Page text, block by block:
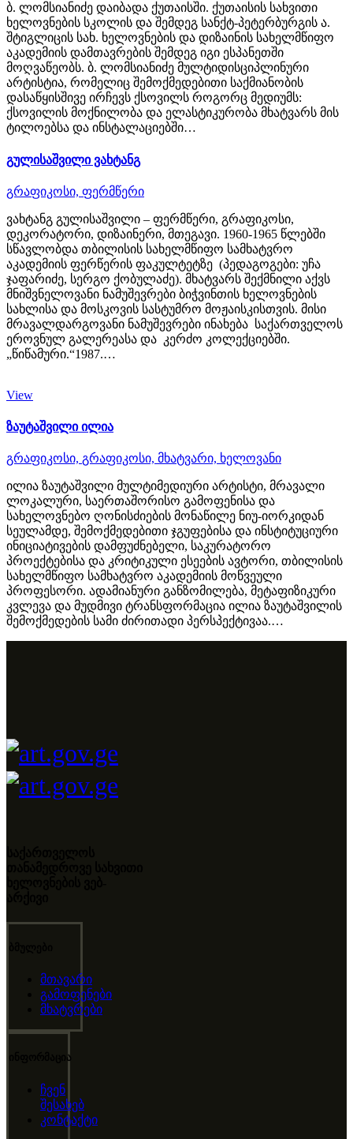
ბ. ლომსიანიძე დაიბადა ქუთაისში. ქუთაისის სახვითი
ხელოვნების სკოლის და შემდეგ სანქტ-პეტერბურგის ა.
შტიგლიცის სახ. ხელოვნების და დიზაინის სახელმწიფო
აკადემიის დამთავრების შემდეგ იგი ესპანეთში
მოღვაწეობს. ბ. ლომსიანიძე მულტიდისციპლინური
არტისტია, რომელიც შემოქმედებითი საქმიანობის
დასაწყისშივე ირჩევს ქსოვილს როგორც მედიუმს:
ქსოვილის მოქნილობა და ელასტიკურობა მხატვარს მის
ტილოებსა და ინსტალაციებში…
გულისაშვილი ვახტანგ
გრაფიკოსი, ფერმწერი
ვახტანგ გულისაშვილი – ფერმწერი, გრაფიკოსი,
დეკორატორი, დიზაინერი, მთეგავი. 1960-1965 წლებში
სწავლობდა თბილისის სახელმწიფო სამხატვრო
აკადემიის ფერწერის ფაკულტეტზე (პედაგოგები: უჩა
ჯაფარიძე, სერგო ქობულაძე). მხატვარს შექმნილი აქვს
მნიშვნელოვანი ნამუშევრები ბიჭვინთის ხელოვნების
სახლისა და მოსკოვის სასტუმრო მოჟაისკისთვის. მისი
მრავალდარგოვანი ნამუშევრები ინახება საქართველოს
ეროვნულ გალერეასა და კერძო კოლექციებში.
„წიწამური.“1987.…
View
ზაუტაშვილი ილია
გრაფიკოსი, გრაფიკოსი, მხატვარი, ხელოვანი
ილია ზაუტაშვილი მულტიმედიური არტისტი, მრავალი
ლოკალური, საერთაშორისო გამოფენისა და
სახელოვნებო ღონისძიების მონაწილე ნიუ-იორკიდან
სეულამდე, შემოქმედებითი ჯგუფებისა და ინსტიტუციური
ინიციატივების დამფუძნებელი, საკურატორო
პროექტებისა და კრიტიკული ესეების ავტორი, თბილისის
სახელმწიფო სამხატვრო აკადემიის მოწვეული
პროფესორი. ადამიანური განზომილება, მეტაფიზიკური
კვლევა და მუდმივი ტრანსფორმაცია ილია ზაუტაშვილის
შემოქმედების სამი ძირითადი პერსპექტივაა.…
მთავარი
გამოფენები
მხატვრები
ინფორმაცია
ჩვენ
შესახებ
კონტაქტი